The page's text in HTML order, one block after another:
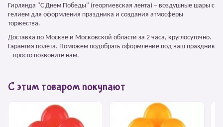
Гирлянда "С Днем Победы" (георгиевская лента) – воздушные шары с
гелием для оформления праздника и создания атмосферы
торжества.
Доставка по Москве и Московской области за 2 часа, круглосуточно.
Гарантия полёта. Поможем подобрать оформление под ваш праздник
– просто позвоните нам.
С этим товаром покупают